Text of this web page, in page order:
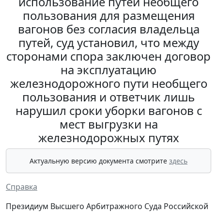
пользования для размещения
вагонов без согласия владельца
путей, суд установил, что между
сторонами спора заключен договор
на эксплуатацию
железнодорожного пути необщего
пользования и ответчик лишь
нарушил сроки уборки вагонов с
мест выгрузки на
железнодорожных путях
Актуальную версию документа смотрите здесь
Справка
Президиум Высшего Арбитражного Суда Российской